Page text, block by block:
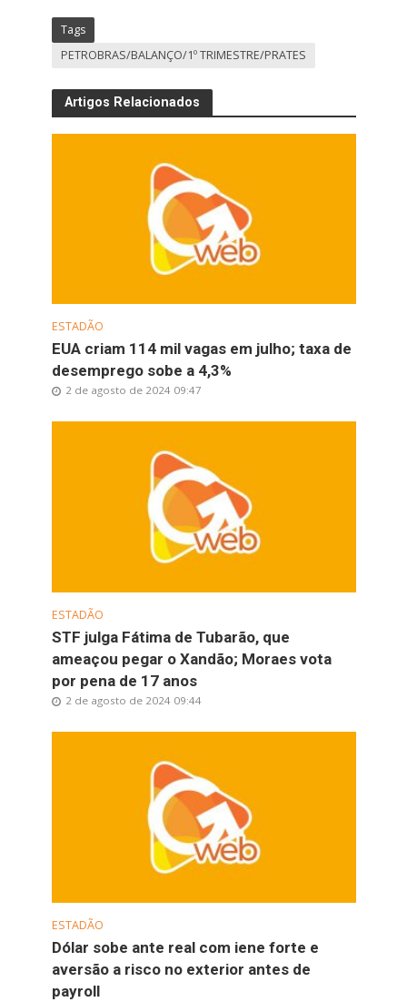
Tags
PETROBRAS/BALANÇO/1º TRIMESTRE/PRATES
Artigos Relacionados
ESTADÃO
EUA criam 114 mil vagas em julho; taxa de
desemprego sobe a 4,3%
2 de agosto de 2024 09:47
ESTADÃO
STF julga Fátima de Tubarão, que
ameaçou pegar o Xandão; Moraes vota
por pena de 17 anos
2 de agosto de 2024 09:44
ESTADÃO
Dólar sobe ante real com iene forte e
aversão a risco no exterior antes de
payroll